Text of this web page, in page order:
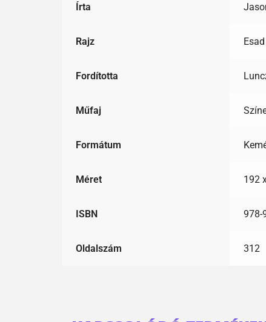
Írta
Rajz
Fordította
Műfaj
Formátum
Méret 192
ISBN 978-
Oldalszám 312